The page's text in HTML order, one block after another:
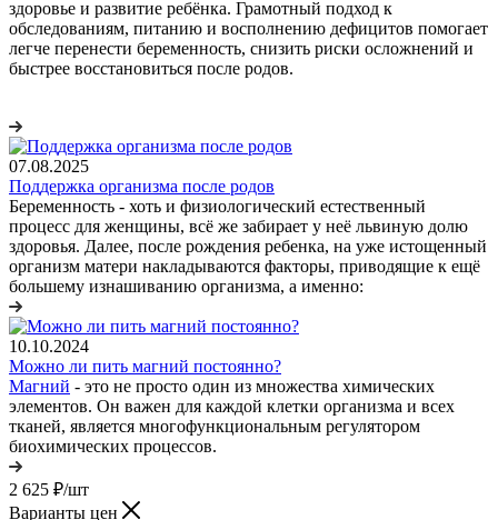
здоровье и развитие ребёнка. Грамотный подход к
обследованиям, питанию и восполнению дефицитов помогает
легче перенести беременность, снизить риски осложнений и
быстрее восстановиться после родов.
07.08.2025
Поддержка организма после родов
Беременность - хоть и физиологический естественный
процесс для женщины, всё же забирает у неё львиную долю
здоровья. Далее, после рождения ребенка, на уже истощенный
организм матери накладываются факторы, приводящие к ещё
большему изнашиванию организма, а именно:
10.10.2024
Можно ли пить магний постоянно?
Магний - это не просто один из множества химических
элементов. Он важен для каждой клетки организма и всех
тканей, является многофункциональным регулятором
биохимических процессов.
2 625 ₽/шт
Варианты цен